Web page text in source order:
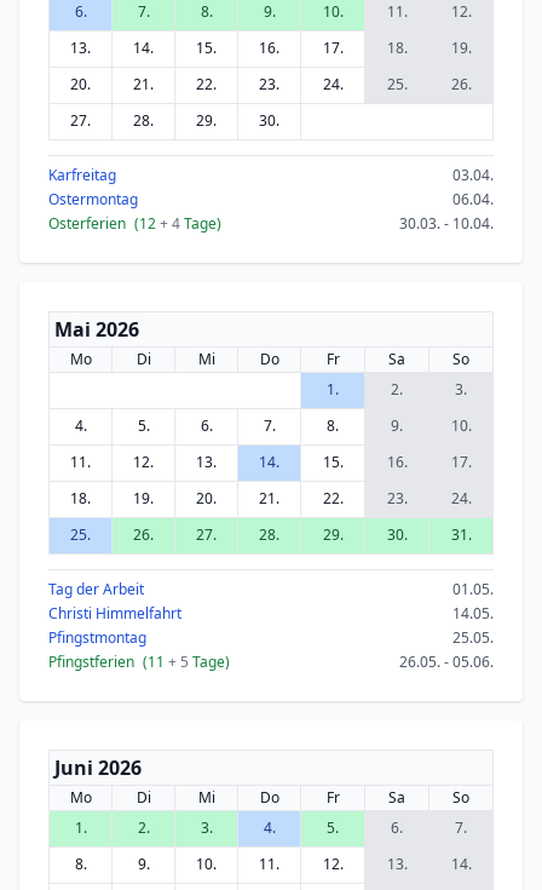
6.
7. 8. 9. 10. 11.
12.
13.
14. 15. 16. 17. 18.
19.
20.
21. 22. 23. 24. 25.
26.
27.
28. 29. 30.
Karfreitag
03.04.
Ostermontag
06.04.
Osterferien (12+ 4Tage) 30.03. - 10.04.
Mai 2026
Mo Di Mi Do Fr Sa
So
1.
2.
3.
4.
5. 6. 7. 8. 9.
10.
11.
12. 13. 14. 15. 16.
17.
18.
19. 20. 21. 22. 23.
24.
25.
26. 27. 28. 29. 30. 31.
Tag der Arbeit
01.05.
Christi Himmelfahrt
14.05.
Pfingstmontag
25.05.
Pfingstferien (11 + 5 Tage) 26.05. - 05.06.
Juni 2026
Mo Di Mi Do Fr Sa
So
1.
2. 3. 4. 5. 6.
7.
8.
9. 10. 11. 12. 13. 14.